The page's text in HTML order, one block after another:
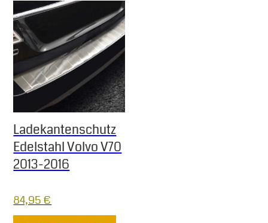
Ladekantenschutz
Edelstahl Volvo V70
2013-2016
84,95€